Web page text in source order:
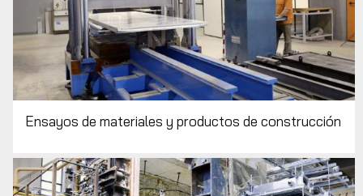
Ensayos de materiales y productos de construcción